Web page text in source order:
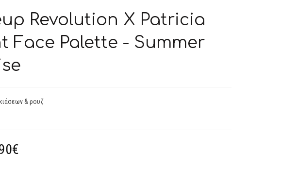
Revolution X Patricia
Face Palette - Summer
& ρουζ